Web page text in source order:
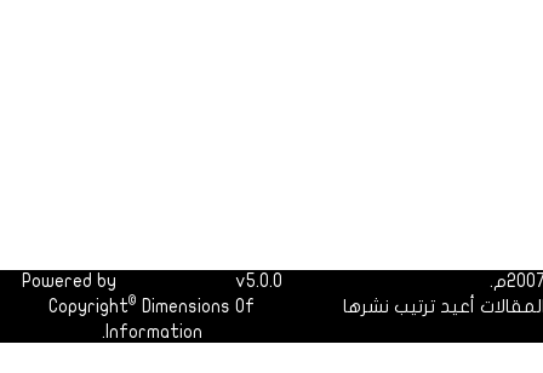
أعيد ترتيب نشرها
Powered by
v5.0.0
Copyright© Dimensions Of
Information.